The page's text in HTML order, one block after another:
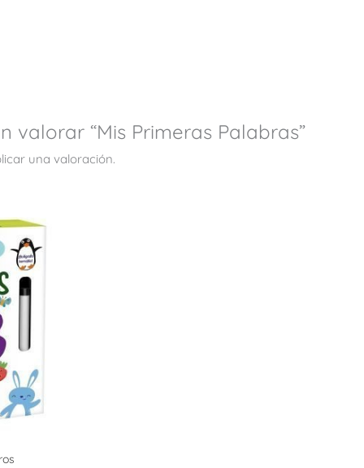
valorar “Mis Primeras Palabras”
una valoración.